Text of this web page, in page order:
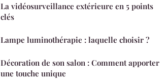
La vidéosurveillance extérieure en 5 points
clés
Lampe luminothérapie : laquelle choisir ?
Décoration de son salon : Comment apporter
une touche unique